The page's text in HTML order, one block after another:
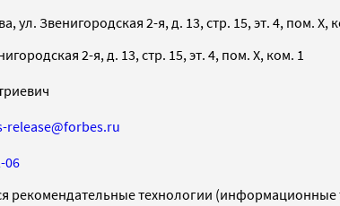
ул. Звенигородская 2-я, д. 13, стр. 15, эт. 4, пом. X,
2-я, д. 13, стр. 15, эт. 4, пом. X, ком. 1
release@forbes.ru
06
технологии